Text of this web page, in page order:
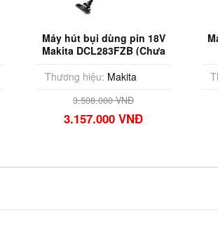
Máy hút bụi dùng pin 18V
Makita DCL283FZB (Chưa
Thương hiệu: Makita
3.508.000 VNĐ
3.157.000 VNĐ